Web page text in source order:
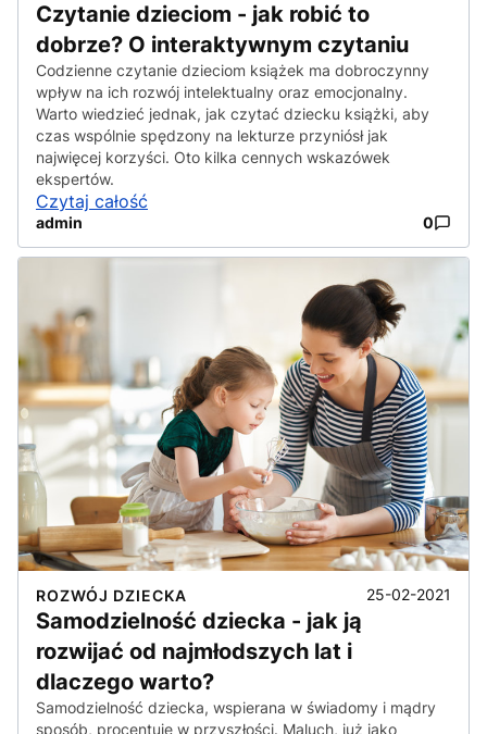
Czytanie dzieciom - jak robić to
dobrze? O interaktywnym czytaniu
Codzienne czytanie dzieciom książek ma dobroczynny
wpływ na ich rozwój intelektualny oraz emocjonalny.
Warto wiedzieć jednak, jak czytać dziecku książki, aby
czas wspólnie spędzony na lekturze przyniósł jak
najwięcej korzyści. Oto kilka cennych wskazówek
ekspertów.
Czytaj całość
admin 0
ROZWÓJ DZIECKA 25-02-2021
Samodzielność dziecka - jak ją
rozwijać od najmłodszych lat i
dlaczego warto?
Samodzielność dziecka, wspierana w świadomy i mądry
sposób, procentuje w przyszłości. Maluch, już jako